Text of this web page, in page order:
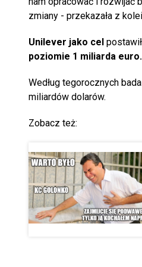
zmiany - przekazała z
Unilever jako cel
poziomie 1 miliarda euro.
Według tegorocznych
miliardów dolarów.
Zobacz też: